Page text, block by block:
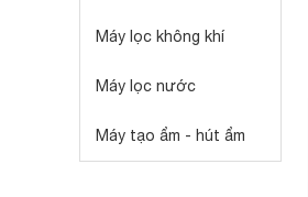
Máy lọc không khí
Máy lọc nước
Máy tạo ẩm - hút ẩm